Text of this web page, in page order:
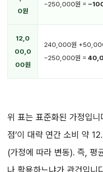
0원
−250,000원 =
12,0
00,0
00원
240,000원
−250,000원 =
위 표는 표준화된 가정입니
점’이 대략 연간 소비 약
(가정에 따라 변동). 즉, 평
나 활용하느냐가 관건입니